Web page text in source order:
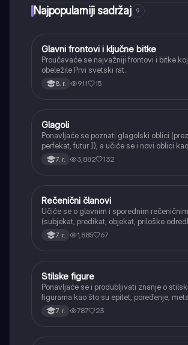
Najpopularniji sadržaj 9
Istorija
Glavni frontovi i ključne bitke
Proučavaće se najvažniji frontovi i bitke
obeležile Prvi svetski rat.
8. r. 911 15
Srpski jezik
Glagoli
Ponavljaće se poznati glagolski oblici
perfekat, futur I), a učiće se i novi oblici
aorist, imperfekat, pluskvamperfekat, futur
glagolski prilozi i pridevi.
7. r. 3,882 132
Srpski jezik
Rečenični članovi
Učiće se o glavnim i sporednim
(subjekat, predikat, objekat, priloške
apozicija) i njihovoj funkciji.
7. r. 1,885 67
Srpski jezik
Stilske figure
Ponavljaće se i produbljivati znanje o
figurama kao što su epitet, poređenje,
personifikacija, hiperbola, onomatopeja,
asonanca, razumevajući njihovu ulogu u
7. r. 787 23